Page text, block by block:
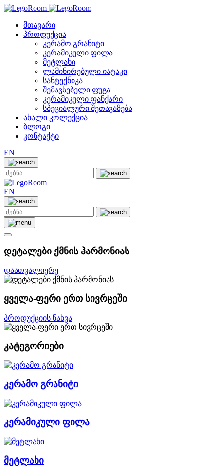
მთავარი
პროდუქცია
კერამო გრანიტი
კერამიკული ფილა
მეტლახი
ლამინირებული იატაკი
სანტექნიკა
შემავსებელი ფუგა
კერამიკული ფანქარი
სპეციალური შეთავაზება
ახალი კოლექცია
ბლოგი
კონტაქტი
EN
EN
დეტალები ქმნის ჰარმონიას
დაათვალიერე
ყველა-ფერი ერთ სივრცეში
პროდუქციის ნახვა
კატეგორიები
კერამო გრანიტი
კერამიკული ფილა
მეტლახი